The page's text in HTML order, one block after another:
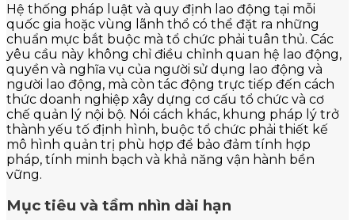
Hệ thống pháp luật và quy định lao động tại mỗi
quốc gia hoặc vùng lãnh thổ có thể đặt ra những
chuẩn mực bắt buộc mà tổ chức phải tuân thủ. Các
yêu cầu này không chỉ điều chỉnh quan hệ lao động,
quyền và nghĩa vụ của người sử dụng lao động và
người lao động, mà còn tác động trực tiếp đến cách
thức doanh nghiệp xây dựng cơ cấu tổ chức và cơ
chế quản lý nội bộ. Nói cách khác, khung pháp lý trở
thành yếu tố định hình, buộc tổ chức phải thiết kế
mô hình quản trị phù hợp để bảo đảm tính hợp
pháp, tính minh bạch và khả năng vận hành bền
vững.
Mục tiêu và tầm nhìn dài hạn